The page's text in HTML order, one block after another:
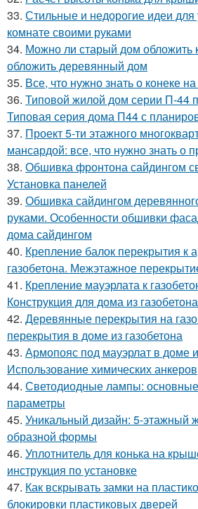
33. Стильные и недорогие идеи для
комнате своими руками
34. Можно ли старый дом обложить
обложить деревянный дом
35. Все, что нужно знать о конеке
36. Типовой жилой дом серии П-44
Типовая серия дома П44 с
37. Проект 5-ти этажного
мансардой: все, что нужно знать о
38. Обшивка фронтона сайдингом
Установка панелей
39. Обшивка сайдингом
руками. Особенности обшивки
дома сайдингом
40. Крепление балок перекрытия к
газобетона. Межэтажное
41. Крепление мауэрлата к
Конструкция для дома из газобетона
42. Деревянные перекрытия на
перекрытия в доме из газобетона
43. Армопояс под мауэрлат в доме
Использование химических анкеров
44. Светодиодные лампы: основные
параметры
45. Уникальный дизайн: 5-этажный
образной формы
46. Уплотнитель для конька на
инструкция по установке
47. Как вскрывать замки на
блокировки пластиковых дверей